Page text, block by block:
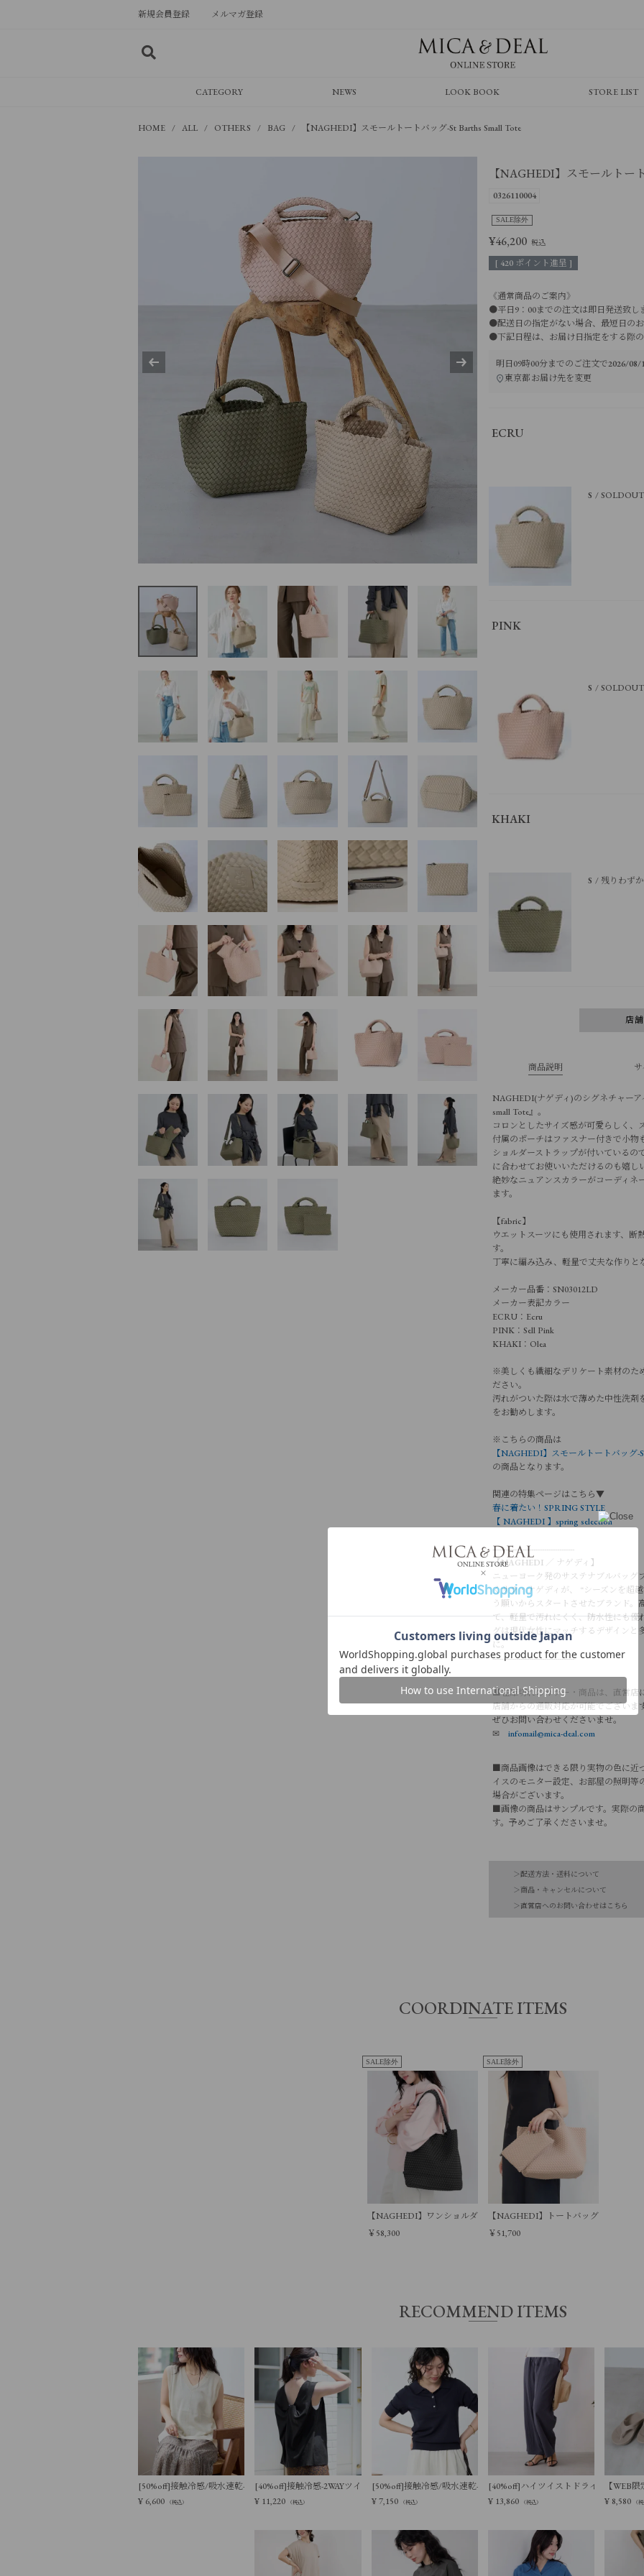
新規会員登録 メルマガ登録
CATEGORY NEWS LOOK BOOK STORE LIST
HOME ALL OTHERS BAG 【NAGHEDI】スモールトートバッグ-St Barths Small Tote
【NAGHEDI】スモールトー
0326110004
SALE除外
¥46,200
[ 420 ポイント進呈 ]
《通常商品のご案内》
●平日9：00までの注文は即日発送致し
●配送日の指定がない場合、最短日のお
●下記日程は、お届け日指定をする際の
明日09時00分までのご注文で2026/08/
東京都お届け先を変更
ECRU
S SOLDOUT
PINK
S SOLDOUT
KHAKI
S 残りわずか
店
商品説明
NAGHEDI(ナゲディ)のシグネチャー
small Tote』。
コロンとしたサイズ感が可愛らしく、
付属のポーチはファスナー付きで小物
ショルダーストラップが付いている
に合わせてお使いいただけるのも嬉し
絶妙なニュアンスカラーがコーディ
ます。
【fabric】
ウエットスーツにも使用されます、
す。
丁寧に編み込み、軽量で丈夫な作りと
メーカー品番：SN03012LD
メーカー表記カラー
ECRU：Ecru
PINK：Sell Pink
KHAKI：Olea
※美しくも繊細なデリケート素材のた
ださい。
汚れがついた際は水で薄めた中性洗剤
をお勧めします。
※こちらの商品は
【NAGHEDI】スモールトートバッグ-
の商品となります。
関連の特集ページはこちら▼
春に着たい！SPRING STYLE
【 NAGHEDI 】spring selection
--------------------------------------
【NAGHEDI ナゲディ 】
ニューヨーク発のサステナブルバッグ
くサラ・ナゲディが、 “シーズンを超
う願いからスタートさせたブランド
て、軽量で汚れにくく、防水性にも優
グは現代女性にマッチするデザイン
に。
--------------------------------------
■在庫切れのカラー・商品は、直営店
店舗からの通販対応が可能でございます
ぜひお問い合わせくださいませ。
✉ infomail@mica-deal.com
■商品画像はできる限り実物の色に近
イスのモニター設定、お部屋の照明
場合がございます。
■画像の商品はサンプルです。実際の
す。予めご了承くださいませ。
ナイロン85% ポリウ
-
アイテム
本体 35㎝
ポーチ 20㎝
【お届け希望日につきまして】
＞配送方法・送料について
＞商品・キャンセルについて
＞直営店へのお問い合わせはこちら
COORDINATE ITEMS
SALE除外
【NAGHEDI】ワンショルダーバッグ-Nomad Medium Hobo
￥58,300
SALE除外
【NAGHEDI】トートバッグ-St Barths
￥51,700
RECOMMEND ITEMS
[50%off]接触冷感/吸水速乾-シアーVネックニットベスト
¥ 6,600 （税込）
[40%off]接触冷感-2WAYツイストノースリーブブラウス
¥ 11,220 （税込）
[50%off]接触冷感/吸水速乾-サマーポロニット
¥ 7,150 （税込）
[40%off]ハイツイストドライタッチイー
¥ 13,860 （税込）
【WEB
¥ 8,580 （